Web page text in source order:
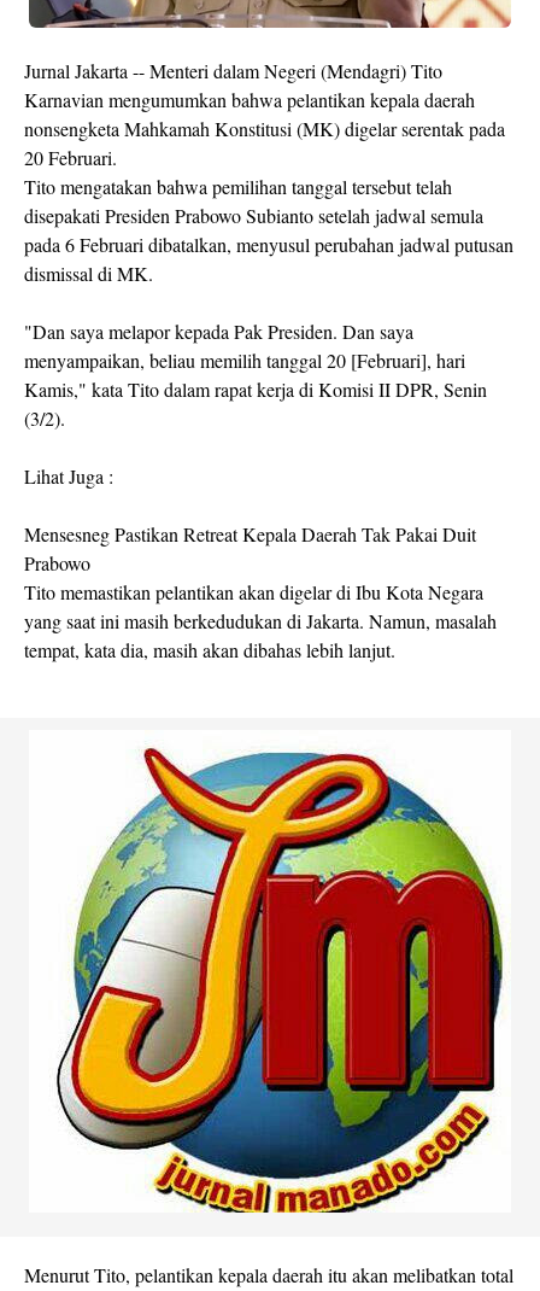
Jurnal Jakarta -- Menteri dalam Negeri (Mendagri) Tito
Karnavian mengumumkan bahwa pelantikan kepala daerah
nonsengketa Mahkamah Konstitusi (MK) digelar serentak pada
20 Februari.
Tito mengatakan bahwa pemilihan tanggal tersebut telah
disepakati Presiden Prabowo Subianto setelah jadwal semula
pada 6 Februari dibatalkan, menyusul perubahan jadwal putusan
dismissal di MK.
"Dan saya melapor kepada Pak Presiden. Dan saya
menyampaikan, beliau memilih tanggal 20 [Februari], hari
Kamis," kata Tito dalam rapat kerja di Komisi II DPR, Senin
(3/2).
Lihat Juga :
Mensesneg Pastikan Retreat Kepala Daerah Tak Pakai Duit
Prabowo
Tito memastikan pelantikan akan digelar di Ibu Kota Negara
yang saat ini masih berkedudukan di Jakarta. Namun, masalah
tempat, kata dia, masih akan dibahas lebih lanjut.
Menurut Tito, pelantikan kepala daerah itu akan melibatkan total